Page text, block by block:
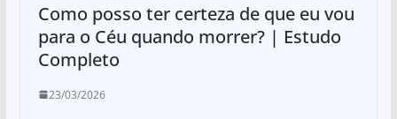
Como posso ter certeza de que eu vou
para o Céu quando morrer? | Estudo
Completo
23/03/2026